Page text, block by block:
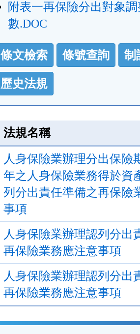
附表一再保險分出對象
數.DOC
條文檢索 條號查詢 制
歷史法規
法規名稱
人身保險業辦理分出保險
年之人身保險業務得於資
列分出責任準備之再保險
事項
人身保險業辦理認列分出
再保險業務應注意事項
人身保險業辦理認列分出
再保險業務應注意事項